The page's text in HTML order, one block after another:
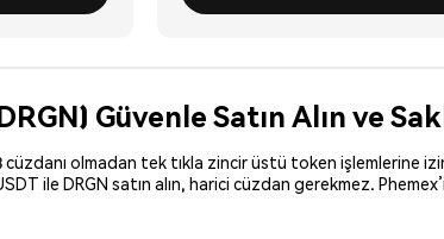
Güvenle Satın Alın ve
cüzdanı olmadan tek tıkla zincir üstü token işlemlerine
ile DRGN satın alın, harici cüzdan gerekmez.